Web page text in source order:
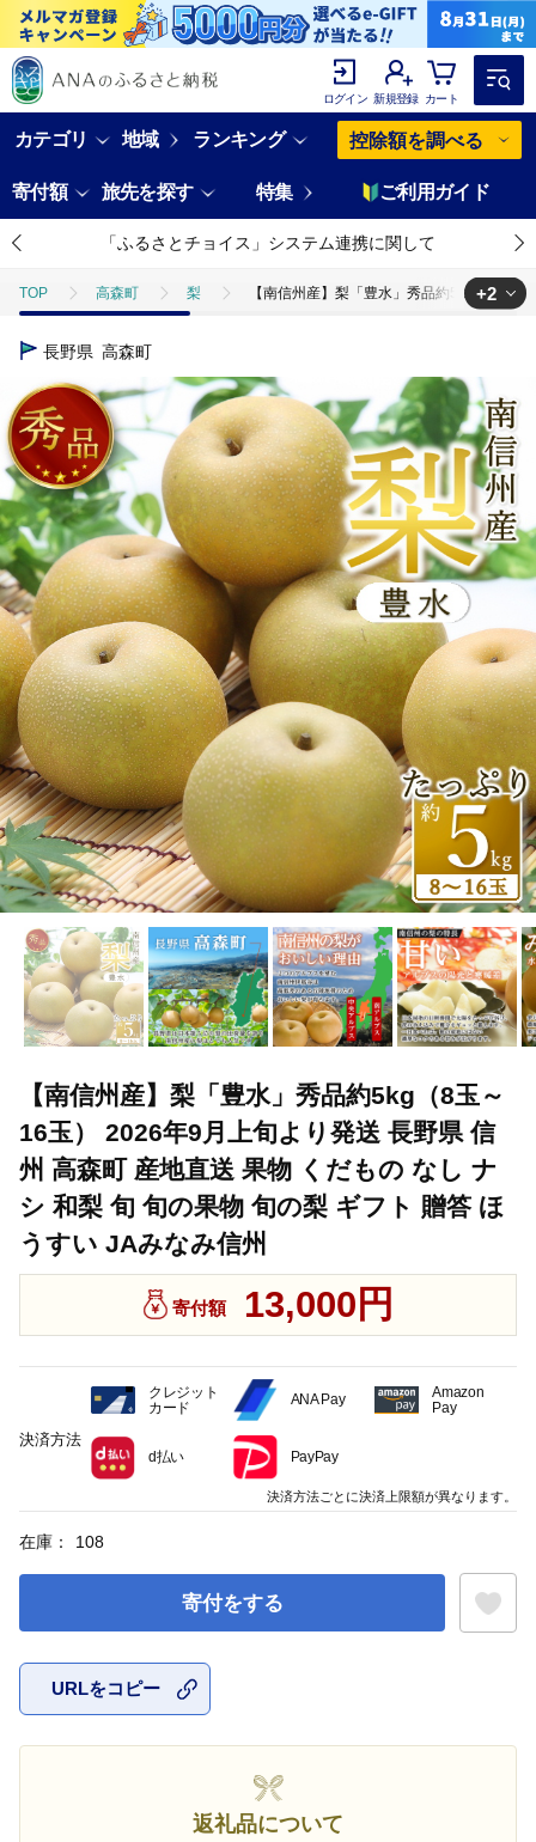
ログイン 新規登録 カート
カテゴリ 地域 ランキング 控除額を調べる
寄付額 旅先を探す 特集 ご利用ガイド
「ふるさとチョイス」システム連携に関して
TOP 高森町 梨 【南信州産】梨「豊水」秀品約5kg（8玉
TOP
TOP フルーツ 梨 【南信州産】梨「豊水」秀品約5kg（8玉
+2
長野県 高森町
【南信州産】梨「豊水」秀品約5kg（8玉～
16玉） 2026年9月上旬より発送 長野県 信
州 高森町 産地直送 果物 くだもの なし ナ
シ 和梨 旬 旬の果物 旬の梨 ギフト 贈答 ほ
うすい JAみなみ信州
寄付額 13,000円
在庫： 108
寄付をする
URLをコピー
返礼品について
決済方法
クレジット
カード
ANA Pay
Amazon
Pay
d払い PayPay
決済方法ごとに決済上限額が異なります。